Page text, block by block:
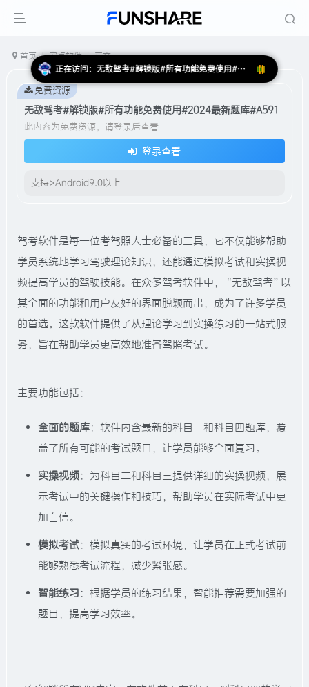
正在访问：无敌驾考#解锁版#所有功能免费使用#2024最新题库#A591
首页 安卓软件 正文
无敌驾考#解锁版#所有功能免费使用#2024最新题库#A591
此内容为免费资源，请登录后查看
登录查看
支持>Android9.0以上
免费资源
驾考软件是每一位考驾照人士必备的工具，它不仅能够帮助
学员系统地学习驾驶理论知识，还能通过模拟考试和实操视
频提高学员的驾驶技能。在众多驾考软件中，“无敌驾考”以
其全面的功能和用户友好的界面脱颖而出，成为了许多学员
的首选。这款软件提供了从理论学习到实操练习的一站式服
务，旨在帮助学员更高效地准备驾照考试。
主要功能包括：
全面的题库：软件内含最新的科目一和科目四题库，覆
盖了所有可能的考试题目，让学员能够全面复习。
实操视频：为科目二和科目三提供详细的实操视频，展
示考试中的关键操作和技巧，帮助学员在实际考试中更
加自信。
模拟考试：模拟真实的考试环境，让学员在正式考试前
能够熟悉考试流程，减少紧张感。
智能练习 ：根据学员的练习结果，智能推荐需要加强的
题目，提高学习效率。